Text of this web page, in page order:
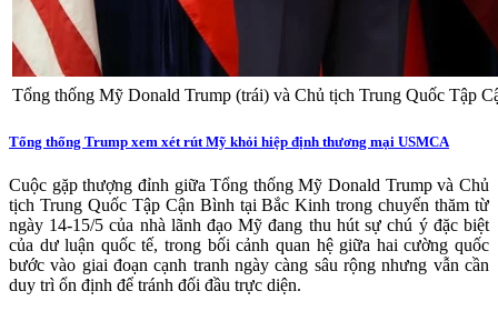
Tổng thống Mỹ Donald Trump (trái) và Chủ tịch Trung Quốc Tập
Tổng thống Trump xem xét rút Mỹ khỏi hiệp định thương mại USMCA
Cuộc gặp thượng đỉnh giữa Tổng thống Mỹ Donald Trump và Chủ
tịch Trung Quốc Tập Cận Bình tại Bắc Kinh trong chuyến thăm từ
ngày 14-15/5 của nhà lãnh đạo Mỹ đang thu hút sự chú ý đặc biệt
của dư luận quốc tế, trong bối cảnh quan hệ giữa hai cường quốc
bước vào giai đoạn cạnh tranh ngày càng sâu rộng nhưng vẫn cần
duy trì ổn định để tránh đối đầu trực diện.